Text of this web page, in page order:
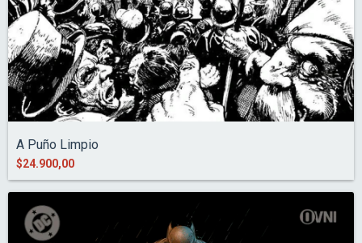
A Puño Limpio
$24.900,00